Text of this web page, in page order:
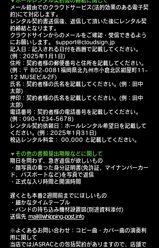
メール経由でのクラウドサービス(法的効果のある電子契
約)にて対応します。
レンタル契約書送信後、返信して頂いた後にレンタル契
約締結となります。
クラウドサインからのメールをご確認・受信できるよう
にお願いします。 support@cloudsign.jp
記入日：記入される日付を西暦で記載してください。
(例：2025年1月1日)
住所：契約者様の郵便番号と住所を記載してください。
(例：〒 802-0081福岡県北九州市小倉北区紺屋町11-
12 MUSEビル2F)
氏名：契約者様の氏名を記載してください。(例：田中
太郎)
押印：契約者様の氏名を記載してください。(例：田中
太郎)
電話番号：契約者様の電話番号を記載してください。
(例：090-1234-5678)
レンタル契約依頼日：ホールレンタル希望日を記載して
ください。(例：2025年1月31日)
税込レンタル料金： 00,000 と記載してください。
▼ その他の書類提出期限などに関して
期日を問わず、急ぎ返信が欲しいもの
・顔写真の乗った身分証明書(免許証、マイナンバーカー
ド、パスポートなど)を写真で返信
・正式な入り時間と開演時間
遅くとも本番2週間前までにほしいもの
・細かなタイムテーブル
・バンドの持ち込み機材設置図(別途資料添付)
送信先 mail@whipping-post.info
※よくあるお問い合わせ：コピー曲・カバー曲の演奏利
用に関して
当店ではJASRACとの包括契約がありますので、店舗で